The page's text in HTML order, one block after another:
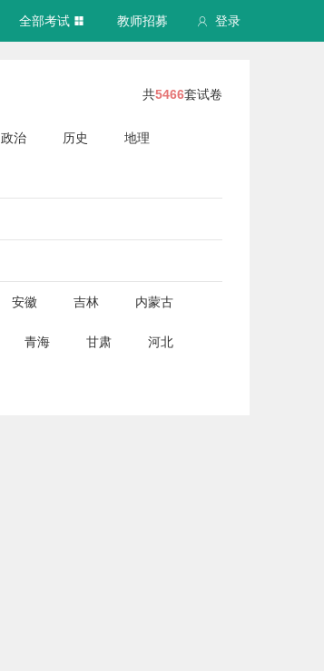
登录
全部考试 教师招募
共5466套试卷
政治 历史 地理
安徽 吉林 内蒙古
青海 甘肃 河北